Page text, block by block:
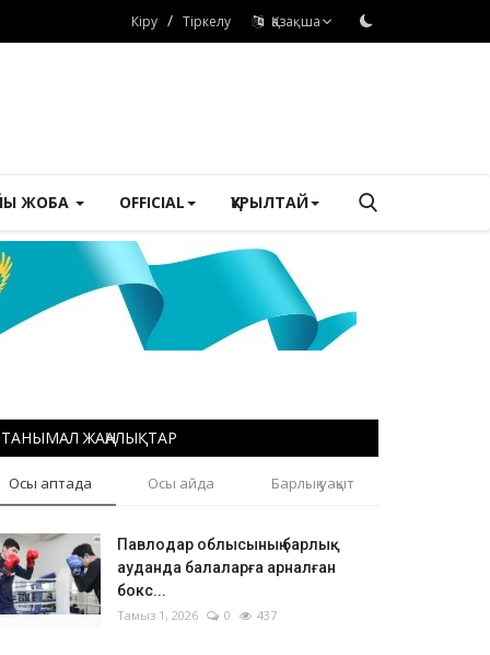
Кіру / Тіркелу Қазақша
ЖОБА OFFICIAL ҚҰРЫЛТАЙ
ТАНЫМАЛ ЖАҢАЛЫҚТАР
Осы аптада Осы айда Барлық уақыт
Павлодар облысының барлық
ауданда балаларға арналған
бокс...
Тамыз 1, 2026 0 437